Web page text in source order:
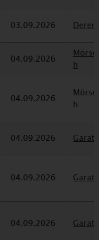
03.09.2026
04.09.2026
h
04.09.2026
h
04.09.2026 Garath
04.09.2026 Garath
04.09.2026 Garath